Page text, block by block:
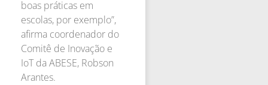
boas práticas em
escolas, por exemplo”,
afirma coordenador do
Comitê de Inovação e
IoT da ABESE, Robson
Arantes.